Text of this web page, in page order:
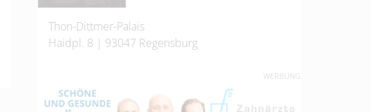
Thon-Dittmer-Palais
Haidpl. 8 | 93047 Regensburg
WERBUNG